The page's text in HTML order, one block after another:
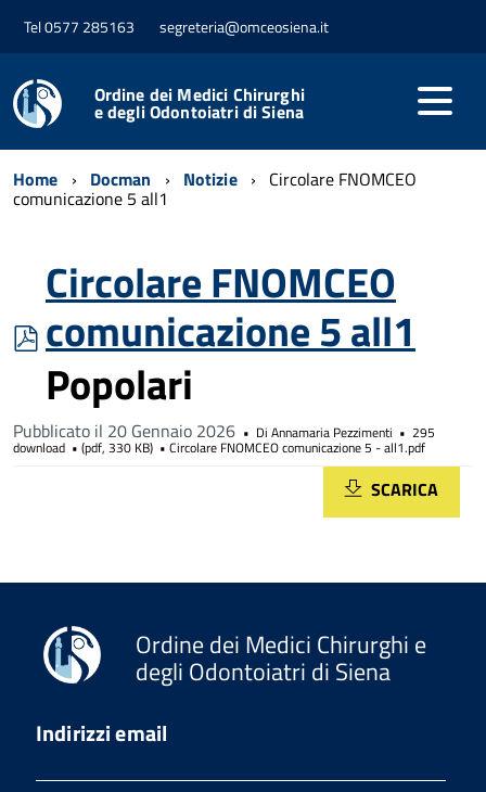
Tel 0577 285163 segreteria@omceosiena.it
Ordine dei Medici Chirurghi
e degli Odontoiatri di Siena
Home Docman Notizie Circolare FNOMCEO
comunicazione 5 all1
pdf
Circolare FNOMCEO
comunicazione 5 all1
Popolari
Pubblicato il 20 Gennaio 2026 Di Annamaria Pezzimenti 295
download (pdf, 330 KB) Circolare FNOMCEO comunicazione 5 - all1.pdf
SCARICA
Ordine dei Medici Chirurghi e
degli Odontoiatri di Siena
Indirizzi email